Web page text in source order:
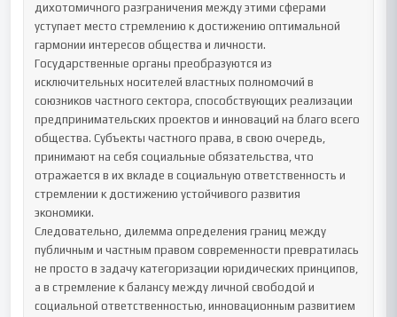
дихотомичного разграничения между этими сферами
уступает место стремлению к достижению оптимальной
гармонии интересов общества и личности.
Государственные органы преобразуются из
исключительных носителей властных полномочий в
союзников частного сектора, способствующих реализации
предпринимательских проектов и инноваций на благо всего
общества. Субъекты частного права, в свою очередь,
принимают на себя социальные обязательства, что
отражается в их вкладе в социальную ответственность и
стремлении к достижению устойчивого развития
экономики.
Следовательно, дилемма определения границ между
публичным и частным правом современности превратилась
не просто в задачу категоризации юридических принципов,
а в стремление к балансу между личной свободой и
социальной ответственностью, инновационным развитием